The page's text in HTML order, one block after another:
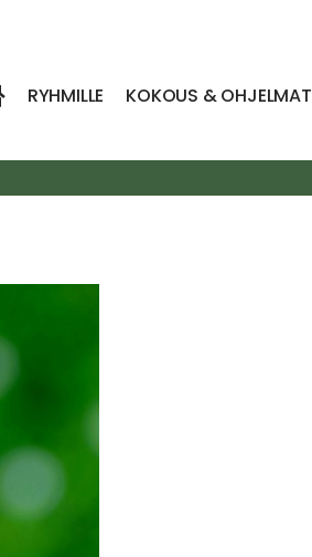
RYHMILLE KOKOUS & OHJELMAT